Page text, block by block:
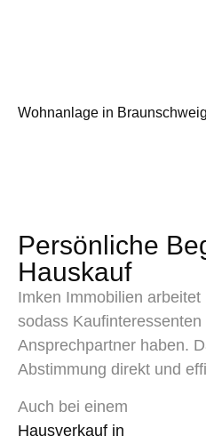
Wohnanlage in Braunschweig
Persönliche
Hauskauf
Imken Immobilien
sodass Kaufinteressenten
Ansprechpartner haben.
Abstimmung direkt und
Auch bei einem
Hausverkauf in